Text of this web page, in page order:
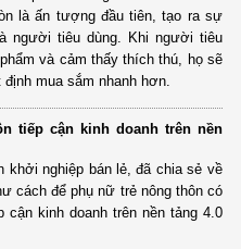
là ấn tượng đầu tiên, tạo ra sự
người tiêu dùng. Khi người tiêu
và cảm thấy thích thú, họ sẽ
mua sắm nhanh hơn.
tiếp cận kinh doanh trên nền
khởi nghiệp bán lẻ, đã chia sẻ về
cách để phụ nữ trẻ nông thôn có
kinh doanh trên nền tảng 4.0